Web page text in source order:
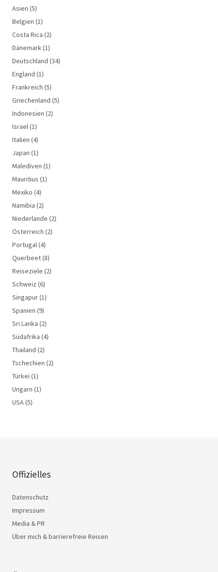
Asien (5)
Belgien (1)
Costa Rica (2)
Dänemark(1)
Deutschland (34)
England (1)
Frankreich (5)
Griechenland (5)
Indonesien (2)
Israel(1)
Italien (4)
Japan (1)
Malediven (1)
Mauritius (1)
Mexiko (4)
Namibia (2)
Niederlande (2)
Österreich (2)
Portugal(4)
Querbeet(8)
Reiseziele (2)
Schweiz (6)
Singapur(1)
Spanien (9)
Sri Lanka (2)
Südafrika (4)
Thailand (2)
Tschechien (2)
Türkei (1)
Ungarn (1)
USA(5)
Offizielles
Datenschutz
Impressum
Media & PR
Über mich & barrierefreie Reisen